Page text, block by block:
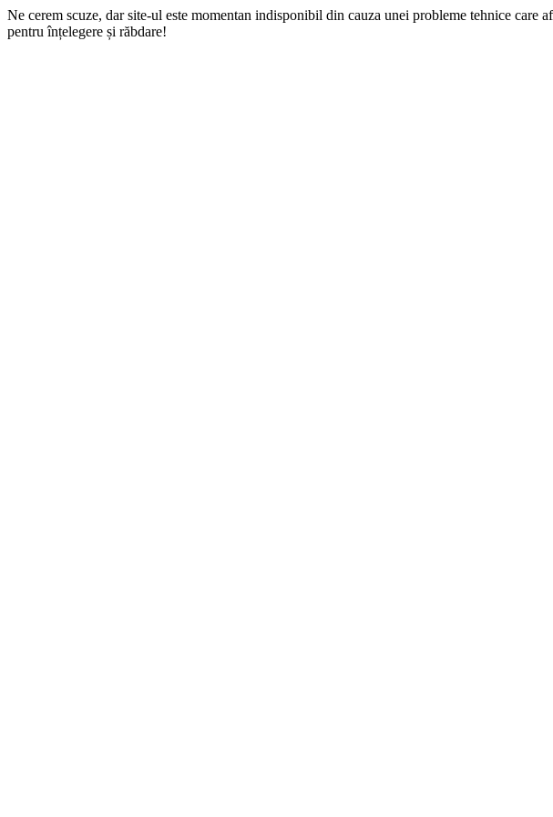
Ne cerem scuze, dar site-ul este momentan indisponibil din cauza unei probleme tehnice
pentru înțelegere și răbdare!